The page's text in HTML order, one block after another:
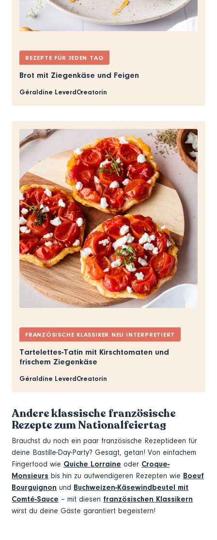
REZEPTE FÜR JEDEN TAG
Brot mit Ziegenkäse und Feigen
Géraldine LeverdCreatorin
FRANZÖSISCHE KLASSIKER NEU INTERPRETIERT
Tartelettes-Tatin mit Kirschtomaten und
frischem Ziegenkäse
Géraldine LeverdCreatorin
Andere klassische französische
Rezepte zum Nationalfeiertag
Brauchst du noch ein paar französische Rezeptideen für
deine Bastille-Day-Party? Gesagt, getan! Von einfachem
Fingerfood wie Quiche Lorraine oder Croque-
Monsieurs bis hin zu aufwendigeren Rezepten wie Boeuf
Bourguignon und Buchweizen-Käsewindbeutel mit
Comté-Sauce – mit diesen französischen Klassikern
wirst du deine Gäste garantiert begeistern!